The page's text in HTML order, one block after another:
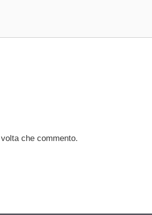
che commento.